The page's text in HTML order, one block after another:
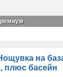
на
плюс басейн